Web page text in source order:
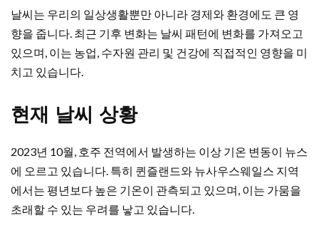
날씨는 우리의 일상생활뿐만 아니라 경제와 환경에도 큰 영
향을 줍니다. 최근 기후 변화는 날씨 패턴에 변화를 가져오고
있으며, 이는 농업, 수자원 관리 및 건강에 직접적인 영향을 미
치고 있습니다.
현재 날씨 상황
2023년 10월, 호주 전역에서 발생하는 이상 기온 변동이 뉴스
에 오르고 있습니다. 특히 퀸즐랜드와 뉴사우스웨일스 지역
에서는 평년보다 높은 기온이 관측되고 있으며, 이는 가뭄을
초래할 수 있는 우려를 낳고 있습니다.